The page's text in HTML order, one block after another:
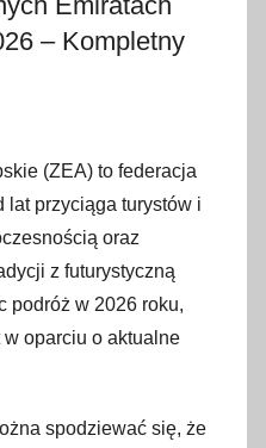
– Kompletny
(ZEA) to federacja
lat przyciąga turystów i
oraz
z futurystyczną
podróż w 2026 roku,
oparciu o aktualne
spodziewać się, że